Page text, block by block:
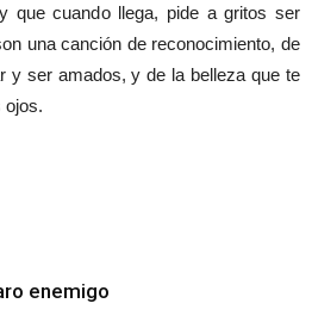
que cuando llega, pide a gritos ser
una canción de reconocimiento, de
y ser amados, y de la belleza que te
ojos.
enemigo